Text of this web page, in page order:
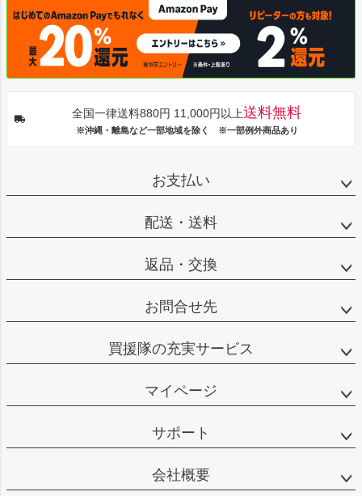
全国一律送料880円 11,000円以上送料無料
※沖縄・離島など一部地域を除く ※一部例外商品あり
お支払い
配送・送料
返品・交換
お問合せ先
買援隊の充実サービス
マイページ
サポート
会社概要